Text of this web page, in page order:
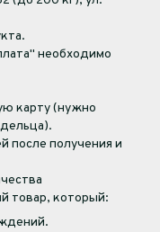
необходимо
карту (нужно
после получения и
товар, который: